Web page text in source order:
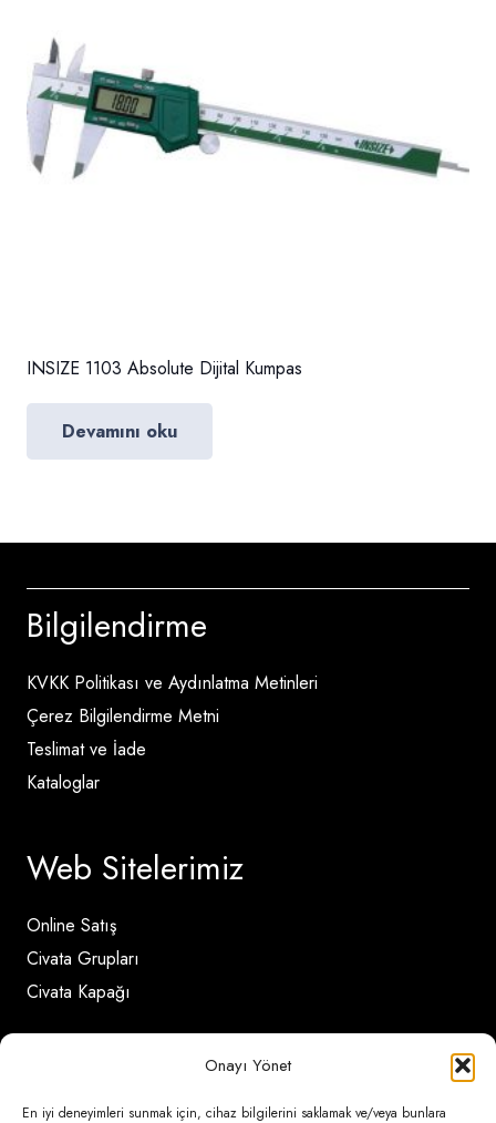
Onayı Yönet
En iyi deneyimleri sunmak için, cihaz bilgilerini saklamak ve/veya bunlara
INSIZE 1103 Absolute Dijital Kumpas
Devamını oku
Bilgilendirme
KVKK Politikası ve Aydınlatma Metinleri
Çerez Bilgilendirme Metni
Teslimat ve İade
Kataloglar
Web Sitelerimiz
Online Satış
Civata Grupları
Civata Kapağı
İletişim Detayları